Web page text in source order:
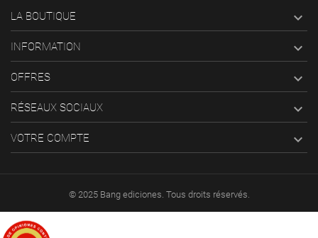
LA BOUTIQUE 
INFORMATION 
OFFRES 
RÉSEAUX SOCIAUX 
VOTRE COMPTE 
© 2025 Bang ediciones. Tous droits réservés.